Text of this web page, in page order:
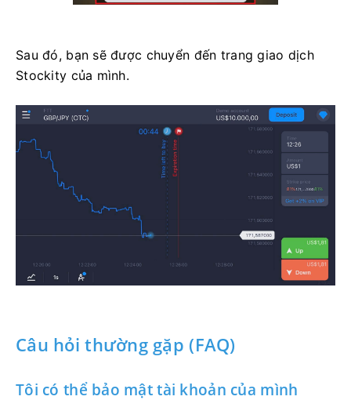
Sau đó, bạn sẽ được chuyển đến trang giao dịch
Stockity của mình.
Câu hỏi thường gặp (FAQ)
Tôi có thể bảo mật tài khoản của mình